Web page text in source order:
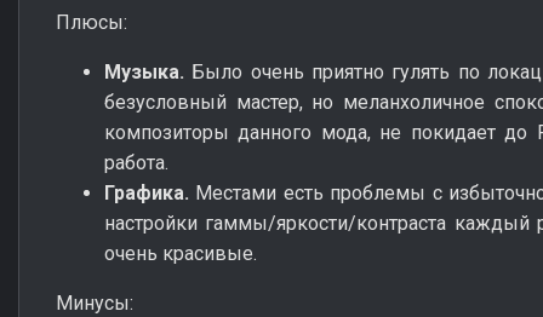
Плюсы:
Музыка. Было очень приятно гулять по
безусловный мастер, но меланхоличное
композиторы данного мода, не покидает
работа.
Графика. Местами есть проблемы с
настройки гаммы/яркости/контраста каждый
очень красивые.
Минусы: